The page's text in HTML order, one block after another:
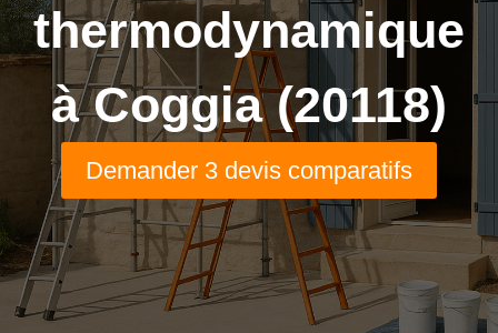
thermodynamique
à Coggia (20118)
Demander 3 devis comparatifs